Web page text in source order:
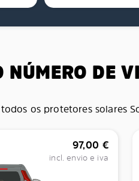
NÚMERO DE
os protetores solares
97,00 €
incl. envio e iva